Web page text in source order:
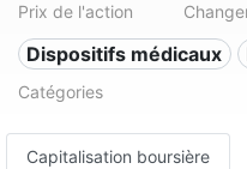
Prix de l'action
Dispositifs médicaux
Catégories
Capitalisation boursière